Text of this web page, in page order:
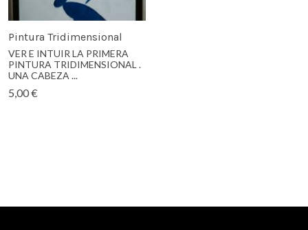
Pintura Tridimensional
VER E INTUIR LA PRIMERA
PINTURA TRIDIMENSIONAL .
UNA CABEZA ...
5,00 €